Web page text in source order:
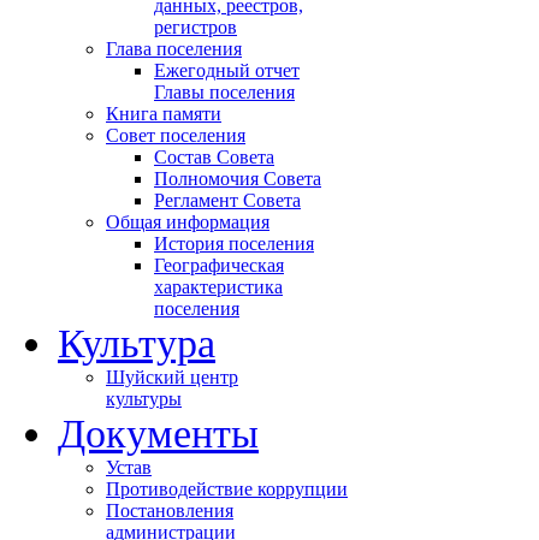
данных, реестров,
регистров
Глава поселения
Ежегодный отчет
Главы поселения
Книга памяти
Совет поселения
Состав Совета
Полномочия Совета
Регламент Совета
Общая информация
История поселения
Географическая
характеристика
поселения
Культура
Шуйский центр
культуры
Документы
Устав
Противодействие коррупции
Постановления
администрации